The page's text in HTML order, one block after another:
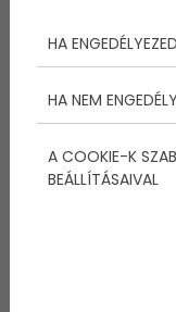
További
HA
HA NEM
A COOKIE-K
BEÁLLÍTÁSAIVAL